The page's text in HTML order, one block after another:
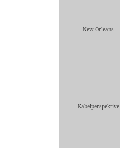
New Orleans
Kabelperspektive